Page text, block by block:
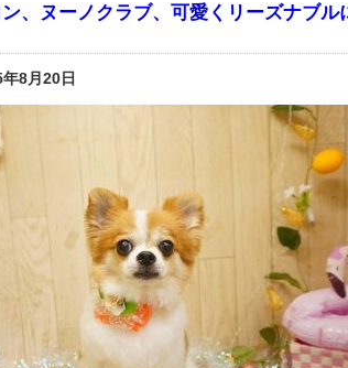
、ヌーノクラブ、可愛くリーズナブ
8月20日